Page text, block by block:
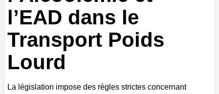
l’EAD dans le
Transport Poids
Lourd
La législation impose des règles strictes concernant